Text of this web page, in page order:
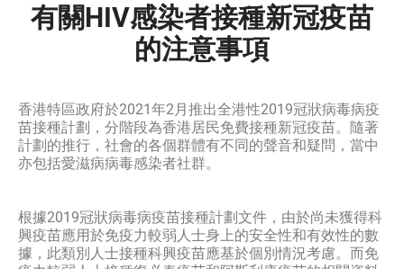
有關HIV感染者接種新冠疫苗
的注意事項
香港特區政府於2021年2月推出全港性2019冠狀病毒病疫
苗接種計劃，分階段為香港居民免費接種新冠疫苗。隨著
計劃的推行，社會的各個群體有不同的聲音和疑問，當中
亦包括愛滋病病毒感染者社群。
根據2019冠狀病毒病疫苗接種計劃文件，由於尚未獲得科
興疫苗應用於免疫力較弱人士身上的安全性和有效性的數
據，此類別人士接種科興疫苗應基於個別情況考慮。而免